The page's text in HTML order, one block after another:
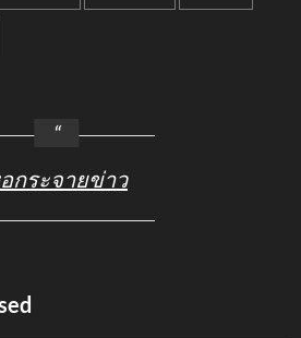
กระจายข่าว